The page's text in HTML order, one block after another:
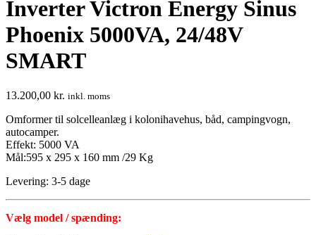
Inverter Victron Energy Sinus
Phoenix 5000VA, 24/48V
SMART
13.200,00 kr. inkl. moms
Omformer til solcelleanlæg i kolonihavehus, båd, campingvogn,
autocamper.
Effekt: 5000 VA
Mål:595 x 295 x 160 mm /29 Kg
Levering: 3-5 dage
Vælg model / spænding: